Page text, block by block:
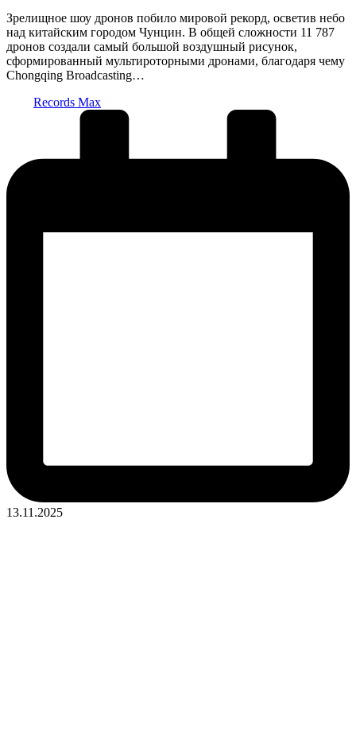
Зрелищное шоу дронов побило мировой рекорд, осветив небо
над китайским городом Чунцин. В общей сложности 11 787
дронов создали самый большой воздушный рисунок,
сформированный мультироторными дронами, благодаря чему
Chongqing Broadcasting…
Records Max
13.11.2025